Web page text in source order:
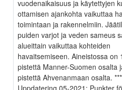
vuodenaikaisuus ja käytettyjen
ottamisen ajankohta vaikuttaa
toimintaan ja rakennelmiin.
puiden varjot ja veden sameus
alueittain vaikuttaa kohteiden
havaitsemiseen. Aineistossa on
pistettä Manner-Suomen osalta
pistettä Ahvenanmaan osalta. ***
Uppdatering 05-2021: Punkter